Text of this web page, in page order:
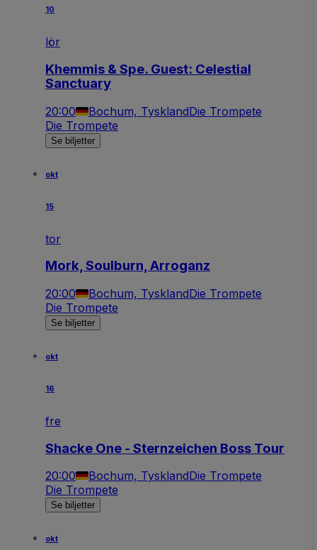
10
lör
Khemmis & Spe. Guest: Celestial
Sanctuary
20:00 Bochum, TysklandDie Trompete
Die Trompete
Se biljetter
okt
15
tor
Mork, Soulburn, Arroganz
20:00 Bochum, TysklandDie Trompete
Die Trompete
Se biljetter
okt
16
fre
Shacke One - Sternzeichen Boss Tour
20:00 Bochum, TysklandDie Trompete
Die Trompete
Se biljetter
okt